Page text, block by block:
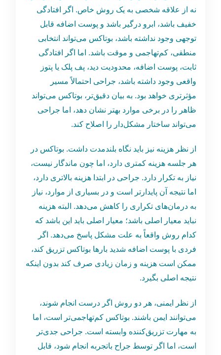
نه از علاقه شخصی به یک روش خاص. اگر افتادگی
خفیف باشد، ابرو درگیر باشد و پوست اضافه قابل
توجهی وجود نداشته باشد، بوتاکس می‌تواند انتخابی
منطقی، کم‌تهاجمی و موقت باشد. اما اگر افتادگی
ثابت، پوست اضافه، محدودیت دید، پف پلک یا پتوز
واقعی وجود داشته باشد، جراحی احتمالاً مسیر
مؤثرتری خواهد بود. به بیان دقیق‌تر، بوتاکس می‌تواند
ظاهر را در برخی موارد بهتر نشان دهد، اما جراحی
می‌تواند ساختار مشکل‌دار را اصلاح کند.
از نظر هزینه نیز باید نگاه بلندمدت داشت. بوتاکس در
هر جلسه هزینه کمتری دارد، اما چون ماندگار نیست،
نیاز به تکرار دارد. جراحی در ابتدا هزینه بالاتری دارد،
اما نتیجه آن پایدارتر است و در بسیاری از موارد، نیاز
به درمان‌های تکراری را کاهش می‌دهد. البته هزینه
نباید معیار اصلی باشد؛ معیار اصلی باید این باشد که
کدام روش واقعاً به علت مشکل پاسخ می‌دهد. اگر
فردی با پوست اضافه شدید بارها بوتاکس تزریق کند،
ممکن است هزینه و زمان زیادی صرف کند بدون اینکه
نتیجه اصلی بگیرد.
از نظر ایمنی، هر دو روش اگر درست انجام شوند،
می‌توانند ایمن باشند. بوتاکس کم‌تهاجمی‌تر است، اما
به مهارت تزریق‌کننده وابسته است. جراحی جدی‌تر
است، اما اگر توسط جراح باتجربه انجام شود، قابل